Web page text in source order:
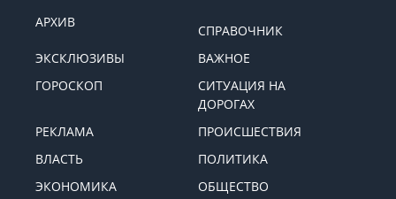
АРХИВ
СПРАВОЧНИК
ЭКСКЛЮЗИВЫ
ВАЖНОЕ
ГОРОСКОП
СИТУАЦИЯ НА
ДОРОГАХ
РЕКЛАМА
ПРОИСШЕСТВИЯ
ВЛАСТЬ
ПОЛИТИКА
ЭКОНОМИКА
ОБЩЕСТВО